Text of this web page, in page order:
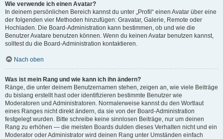
Wie verwende ich einen Avatar?
In deinem persönlichen Bereich kannst du unter „Profil“ einen Avatar über eine
der folgenden vier Methoden hinzufügen: Gravatar, Galerie, Remote oder
Hochladen. Die Board-Administration kann bestimmen, ob und wie die
Benutzer Avatare benutzen können. Wenn du keinen Avatar benutzen kannst,
solltest du die Board-Administration kontaktieren.
Nach oben
Was ist mein Rang und wie kann ich ihn ändern?
Ränge, die unter deinem Benutzernamen stehen, zeigen an, wie viele Beiträge
du bislang erstellt hast oder identifizieren bestimmte Benutzer wie
Moderatoren und Administratoren. Normalerweise kannst du den Wortlaut
eines Ranges nicht direkt ändern, da sie von der Board-Administration
festgelegt wurden. Bitte schreibe keine sinnlosen Beiträge, nur um deinen
Rang zu erhöhen — die meisten Boards dulden dieses Verhalten nicht und ein
Moderator oder Administrator wird deinen Rang unter Umständen einfach